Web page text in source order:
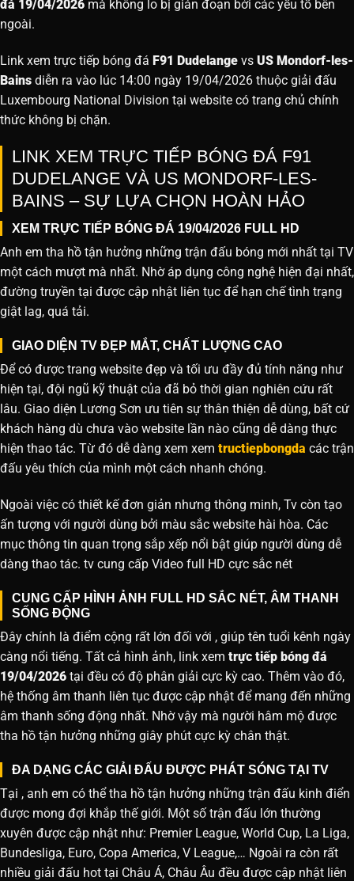
đá 19/04/2026 mà không lo bị gián đoạn bởi các yếu tố bên
ngoài.
Link xem trực tiếp bóng đá F91 Dudelange vs US Mondorf-les-
Bains diễn ra vào lúc 14:00 ngày 19/04/2026 thuộc giải đấu
Luxembourg National Division tại website có trang chủ chính
thức không bị chặn.
LINK XEM TRỰC TIẾP BÓNG ĐÁ F91
DUDELANGE VÀ US MONDORF-LES-
BAINS – SỰ LỰA CHỌN HOÀN HẢO
XEM TRỰC TIẾP BÓNG ĐÁ 19/04/2026 FULL HD
Anh em tha hồ tận hưởng những trận đấu bóng mới nhất tại TV
một cách mượt mà nhất. Nhờ áp dụng công nghệ hiện đại nhất,
đường truyền tại được cập nhật liên tục để hạn chế tình trạng
giật lag, quá tải.
GIAO DIỆN TV ĐẸP MẮT, CHẤT LƯỢNG CAO
Để có được trang website đẹp và tối ưu đầy đủ tính năng như
hiện tại, đội ngũ kỹ thuật của đã bỏ thời gian nghiên cứu rất
lâu. Giao diện Lương Sơn ưu tiên sự thân thiện dễ dùng, bất cứ
khách hàng dù chưa vào website lần nào cũng dễ dàng thực
hiện thao tác. Từ đó dễ dàng xem xem tructiepbongda các trận
đấu yêu thích của mình một cách nhanh chóng.
Ngoài việc có thiết kế đơn giản nhưng thông minh, Tv còn tạo
ấn tượng với người dùng bởi màu sắc website hài hòa. Các
mục thông tin quan trọng sắp xếp nổi bật giúp người dùng dễ
dàng thao tác. tv cung cấp Video full HD cực sắc nét
CUNG CẤP HÌNH ẢNH FULL HD SẮC NÉT, ÂM THANH
SỐNG ĐỘNG
Đây chính là điểm cộng rất lớn đối với , giúp tên tuổi kênh ngày
càng nổi tiếng. Tất cả hình ảnh, link xem trực tiếp bóng đá
19/04/2026 tại đều có độ phân giải cực kỳ cao. Thêm vào đó,
hệ thống âm thanh liên tục được cập nhật để mang đến những
âm thanh sống động nhất. Nhờ vậy mà người hâm mộ được
tha hồ tận hưởng những giây phút cực kỳ chân thật.
ĐA DẠNG CÁC GIẢI ĐẤU ĐƯỢC PHÁT SÓNG TẠI TV
Tại , anh em có thể tha hồ tận hưởng những trận đấu kinh điển
được mong đợi khắp thế giới. Một số trận đấu lớn thường
xuyên được cập nhật như: Premier League, World Cup, La Liga,
Bundesliga, Euro, Copa America, V League,… Ngoài ra còn rất
nhiều giải đấu hot tại Châu Á, Châu Âu đều được cập nhật liên